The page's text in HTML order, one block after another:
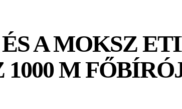
A MOKSZ
M